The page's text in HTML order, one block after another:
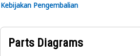
Kebijakan Pengembalian
Parts Diagrams